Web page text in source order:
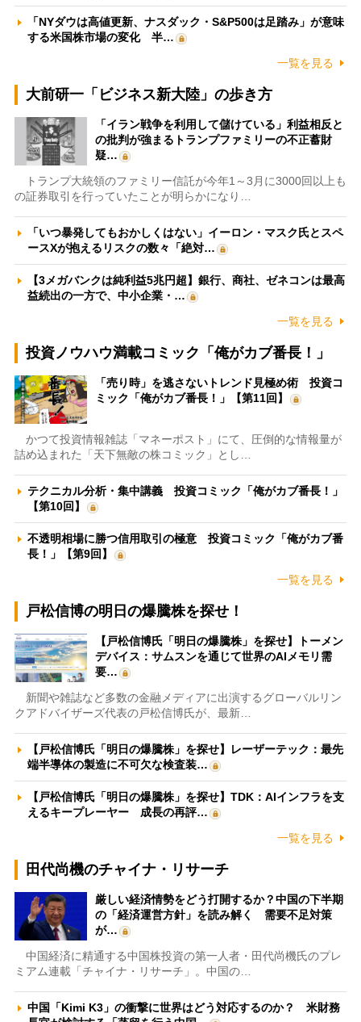
「NYダウは高値更新、ナスダック・S&P500は足踏み」が意味
する米国株市場の変化 半…
一覧を見る
大前研一「ビジネス新大陸」の歩き方
「イラン戦争を利用して儲けている」利益相反と
の批判が強まるトランプファミリーの不正蓄財
疑…
トランプ大統領のファミリー信託が今年1～3月に3000回以上も
の証券取引を行っていたことが明らかになり…
「いつ暴発してもおかしくはない」イーロン・マスク氏とスペ
ースXが抱えるリスクの数々「絶対…
【3メガバンクは純利益5兆円超】銀行、商社、ゼネコンは最高
益続出の一方で、中小企業・…
一覧を見る
投資ノウハウ満載コミック「俺がカブ番長！」
「売り時」を逃さないトレンド見極め術 投資コ
ミック「俺がカブ番長！」【第11回】
かつて投資情報雑誌「マネーポスト」にて、圧倒的な情報量が
詰め込まれた「天下無敵の株コミック」とし…
テクニカル分析・集中講義 投資コミック「俺がカブ番長！」
【第10回】
不透明相場に勝つ信用取引の極意 投資コミック「俺がカブ番
長！」【第9回】
一覧を見る
戸松信博の明日の爆騰株を探せ！
【戸松信博氏「明日の爆騰株」を探せ】トーメン
デバイス：サムスンを通じて世界のAIメモリ需
要…
新聞や雑誌など多数の金融メディアに出演するグローバルリン
クアドバイザーズ代表の戸松信博氏が、最新…
【戸松信博氏「明日の爆騰株」を探せ】レーザーテック：最先
端半導体の製造に不可欠な検査装…
【戸松信博氏「明日の爆騰株」を探せ】TDK：AIインフラを支
えるキープレーヤー 成長の再評…
一覧を見る
田代尚機のチャイナ・リサーチ
厳しい経済情勢をどう打開するか？中国の下半期
の「経済運営方針」を読み解く 需要不足対策
が…
中国経済に精通する中国株投資の第一人者・田代尚機氏のプレ
ミアム連載「チャイナ・リサーチ」。中国の…
中国「Kimi K3」の衝撃に世界はどう対応するのか？ 米財務